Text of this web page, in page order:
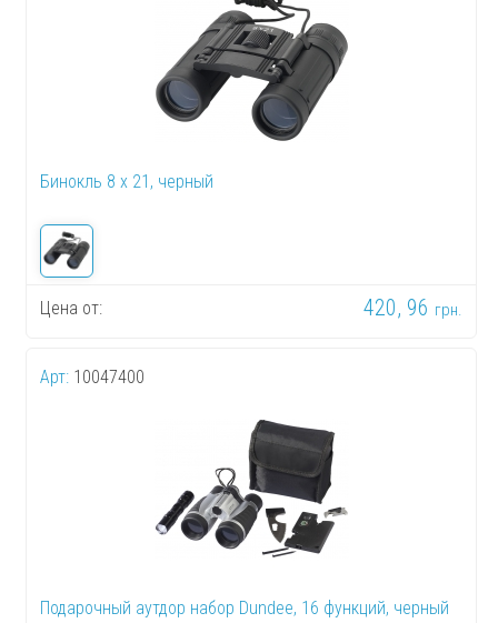
Бинокль 8 x 21, черный
Цена от: 420, 96 грн.
Арт: 10047400
Подарочный аутдор набор Dundee, 16 функций, черный